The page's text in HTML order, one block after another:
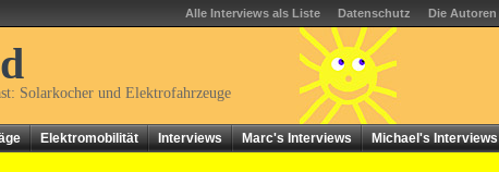
Alle Interviews als Liste Datenschutz Die Autoren
Solarkocher und Elektrofahrzeuge
Elektromobilität Interviews Marc's Interviews Michael's Interviews